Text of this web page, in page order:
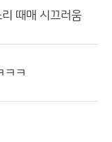
때매 시끄러움
ㅋㅋ